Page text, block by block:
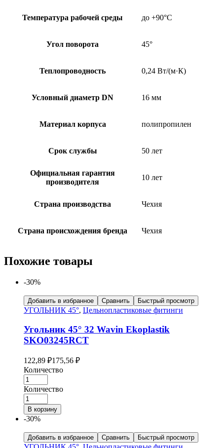
Температура рабочей среды до +90°C
Угол поворота 45°
Теплопроводность 0,24 Вт/(м·К)
Условный диаметр DN 16 мм
Материал корпуса полипропилен
Срок службы 50 лет
Официальная гарантия
производителя
10 лет
Страна производства Чехия
Страна происхождения бренда Чехия
Похожие товары
-30%
Добавить в избранное Сравнить Быстрый просмотр
УГОЛЬНИК 45°, Цельнопластиковые фитинги
Угольник 45° 32 Wavin Ekoplastik
SKO03245RCT
122,89 ₽175,56 ₽
Количество
Количество
В корзину
-30%
Добавить в избранное Сравнить Быстрый просмотр